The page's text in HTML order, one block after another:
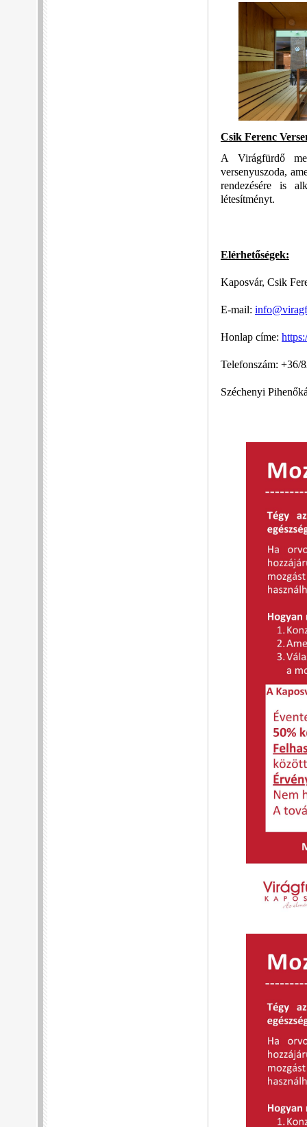
Csik Ferenc
A Virágfürdő
versenyuszoda,
rendezésére is
létesítményt.
Elérhetőségek:
Kaposvár, Csik
E-mail:
Honlap címe:
Telefonszám: +36/
Széchenyi